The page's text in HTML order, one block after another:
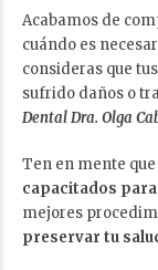
Acabamos de
cuándo es
consideras que
sufrido daños o
Dental Dra. Olga
Ten en mente
capacitados
mejores
preservar tu